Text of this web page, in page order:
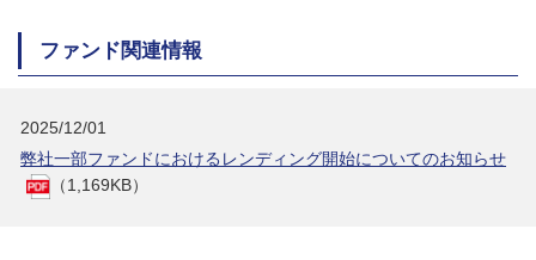
ファンド関連情報
2025/12/01
弊社一部ファンドにおけるレンディング開始についてのお知らせ
（1,169KB）